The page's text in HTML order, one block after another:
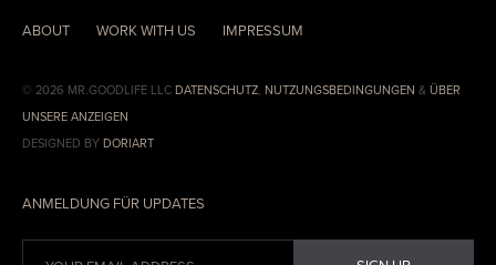
ABOUT WORK WITH US IMPRESSUM
© 2026 MR.GOODLIFE LLC DATENSCHUTZ, NUTZUNGSBEDINGUNGEN & ÜBER
UNSERE ANZEIGEN
DESIGNED BY DORIART
ANMELDUNG FÜR UPDATES